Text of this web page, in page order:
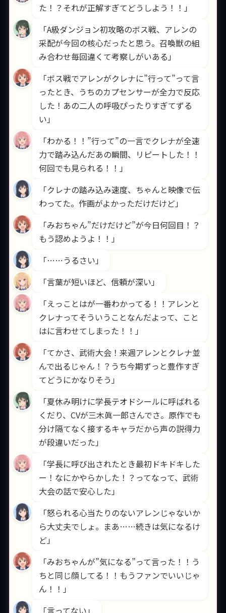
た！？それが正解すぎてどうしよう！！」
「A級ダンジョン初攻略のボス戦、アレンの
采配が今回の核心だったと思う。召喚獣の組
み合わせ毎回違くて考察しがいある」
「ボス戦でアレンがクレナに”行って”って言
ったとき、うちのカプセンサーが全力で反応
した！あの二人の呼吸ぴったりすぎてずる
い」
「わかる！！”行って”の一言でクレナが全速
力で踏み込んだあの瞬間、リピートした！！
何回でも見られる！！」
「クレナの踏み込み速度、ちゃんと映像で伝
わってた。作画がよかっただけだけど」
「みおちゃん”だけだけど”が今日何回目！？
もう認めようよ！！」
「……うるさい」
「言葉が短いほど、信頼が深い」
「えっことはが一番わかってる！！アレンと
クレナってそういうことなんだよって、こと
はに言わせてしまった！！」
「てかさ、武術大会！来週アレンとクレナ並
んで出るじゃん！？うち今期ずっと豊作すぎ
てどうにかなりそう」
「夏休み明けに学長テオドシールに呼ばれる
くだり、CVが三木眞一郎さんでさ。原作でも
分け隔てなく接するキャラだから声の説得力
が段違いだった」
「学長に呼び出されたとき最初ドキドキした
ー！なにかやらかした！？ってなって、武術
大会の話で安心した」
「怒られる心当たりのないアレンじゃないか
ら大丈夫でしょ。まあ……続きは気になるけ
ど」
「みおちゃんが”気になる”って言った！！う
ちと同じ顔してる！！もうファンでいいじゃ
ん！！」
「言ってない」